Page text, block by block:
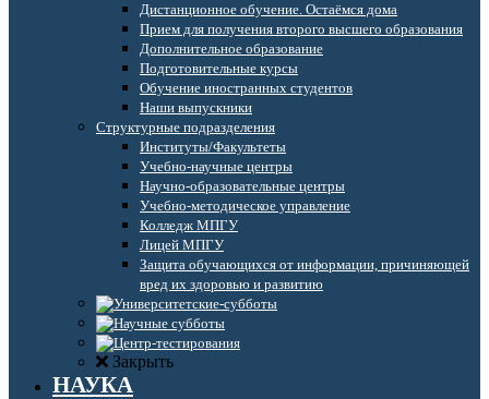
Дистанционное обучение. Остаёмся дома
Прием для получения второго высшего образования
Дополнительное образование
Подготовительные курсы
Обучение иностранных студентов
Наши выпускники
Структурные подразделения
Институты/Факультеты
Учебно-научные центры
Научно-образовательные центры
Учебно-методическое управление
Колледж МПГУ
Лицей МПГУ
Защита обучающихся от информации, причиняющей
вред их здоровью и развитию
Закрыть
НАУКА